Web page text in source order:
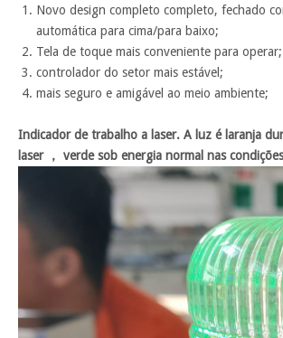
Novo design completo completo, fechado
automática para cima/para baixo;
Tela de toque mais conveniente para operar;
controlador do setor mais estável;
mais seguro e amigável ao meio ambiente;
Indicador de trabalho a laser. A luz é laranja
laser ， verde sob energia normal nas